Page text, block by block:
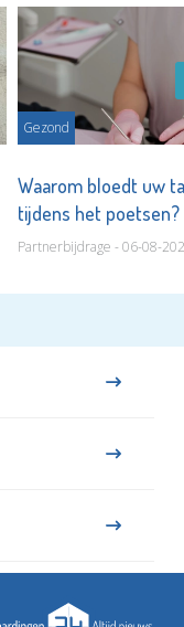
Gezond
Waarom bloedt uw
tijdens het poetsen?
Partnerbijdrage - 06-08-